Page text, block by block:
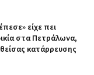
είχε πει
στα Πετράλωνα,
κατάρρευσης